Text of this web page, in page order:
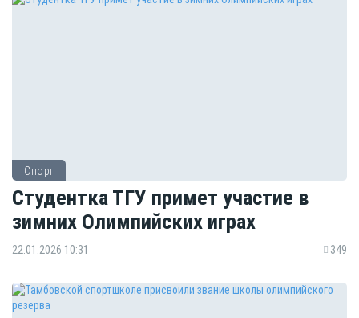
Спорт
Студентка ТГУ примет участие в
зимних Олимпийских играх
22.01.2026 10:31 349